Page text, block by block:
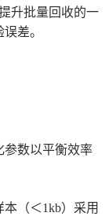
升批量回收的一
差。
参数以平衡效率
（＜1kb）采用